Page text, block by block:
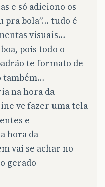
e só adiciono os
pra bola”… tudo é
visuais…
pois todo o
te formato de
também…
na hora da
vc fazer uma tela
e
hora da
vai se achar no
gerado